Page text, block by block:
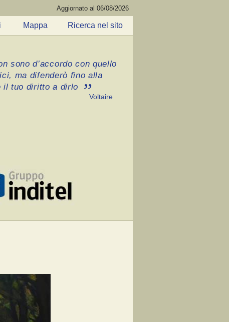
Aggiornato al 06/08/2026
Mappa Ricerca nel sito
sono d’accordo con quello
ma difenderò fino alla
il tuo diritto a dirlo
Voltaire